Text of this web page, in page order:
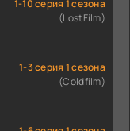
1-10 серия 1 сезона
(LostFilm)
1-3 серия 1 сезона
(Coldfilm)